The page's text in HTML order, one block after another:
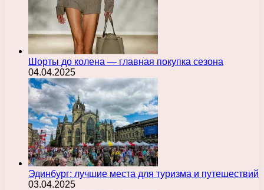
Шорты до колена — главная покупка сезона
04.04.2025
Эдинбург: лучшие места для туризма и путешествий
03.04.2025